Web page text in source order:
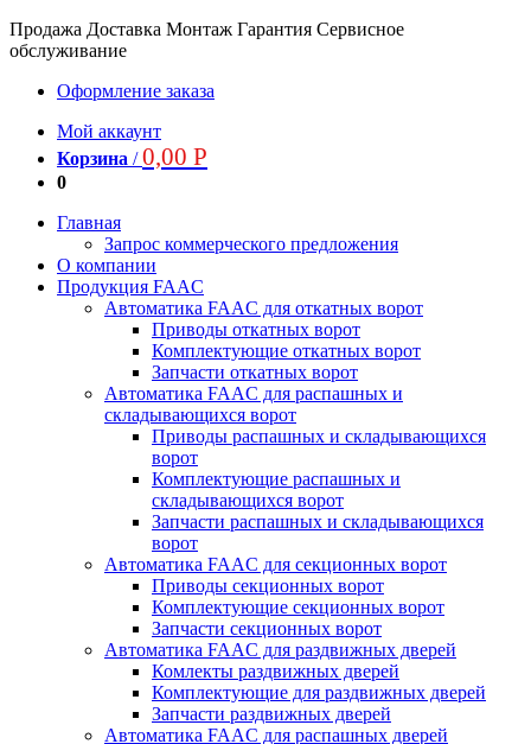
Продажа Доставка Монтаж Гарантия Сервисное
обслуживание
Оформление заказа
Мой аккаунт
Корзина /0,00 Р
0
Главная
Запрос коммерческого предложения
О компании
Продукция FAAC
Автоматика FAAC для откатных ворот
Приводы откатных ворот
Комплектующие откатных ворот
Запчасти откатных ворот
Автоматика FAAC для распашных и
складывающихся ворот
Приводы распашных и складывающихся
ворот
Комплектующие распашных и
складывающихся ворот
Запчасти распашных и складывающихся
ворот
Автоматика FAAC для секционных ворот
Приводы секционных ворот
Комплектующие секционных ворот
Запчасти секционных ворот
Автоматика FAAC для раздвижных дверей
Комлекты раздвижных дверей
Комплектующие для раздвижных дверей
Запчасти раздвижных дверей
Автоматика FAAC для распашных дверей